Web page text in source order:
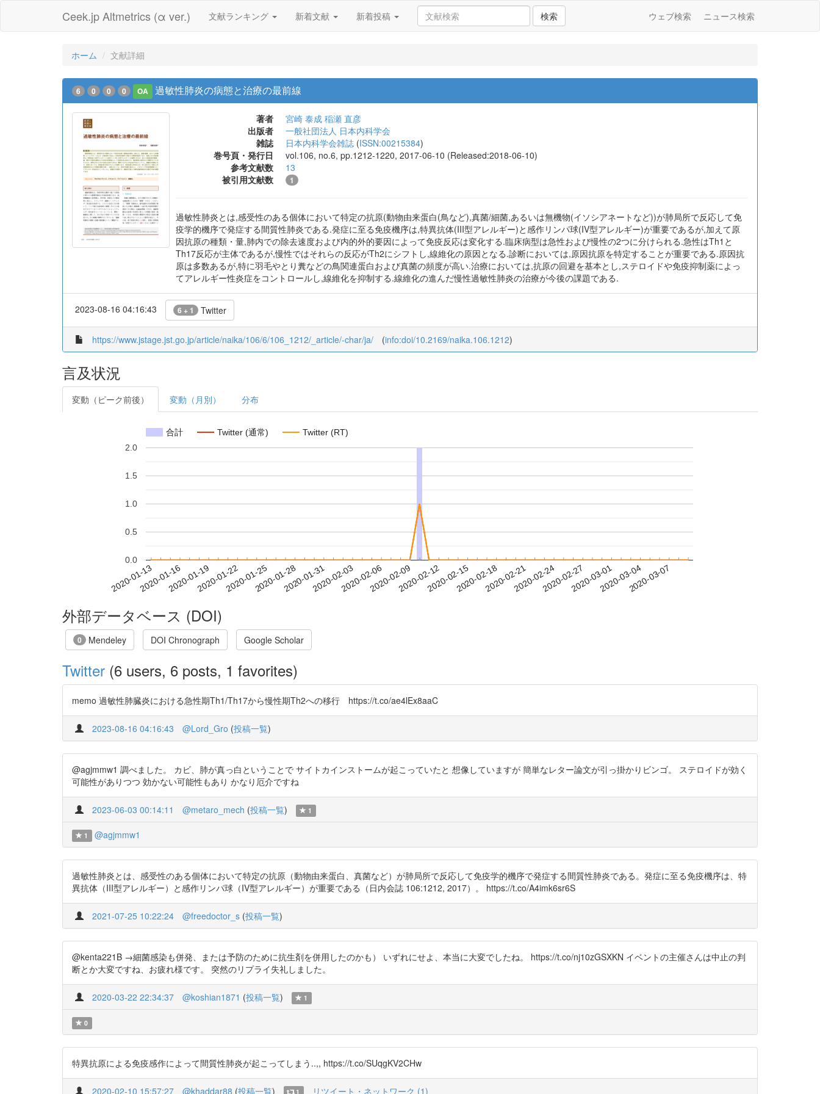
Ceek.jp Altmetrics (α ver.) 文献ランキング 新着文献 新着投稿 検索 ウェブ検索 ニュース検索
ホーム 文献詳細
6 0 0 0 OA 過敏性肺炎の病態と治療の最前線
著者 宮崎 泰成 稲瀬 直彦
出版者
一般社団法人 日本内科学会
雑誌
日本内科学会雑誌 (ISSN:00215384)
巻号頁・発行日
vol.106, no.6, pp.1212-1220, 2017-06-10 (Released:2018-06-10)
参考文献数
13
被引用文献数
1
過敏性肺炎とは,感受性のある個体において特定の抗原(動物由来蛋白(鳥など),真菌/細菌,あるいは無機物(イソシアネートなど))が肺局所で反応して免
疫学的機序で発症する間質性肺炎である.発症に至る免疫機序は,特異抗体(III型アレルギー)と感作リンパ球(IV型アレルギー)が重要であるが,加えて原
因抗原の種類・量,肺内での除去速度および内的外的要因によって免疫反応は変化する.臨床病型は急性および慢性の2つに分けられる.急性はTh1と
Th17反応が主体であるが,慢性ではそれらの反応がTh2にシフトし,線維化の原因となる.診断においては,原因抗原を特定することが重要である.原因抗
原は多数あるが,特に羽毛やとり糞などの鳥関連蛋白および真菌の頻度が高い.治療においては,抗原の回避を基本とし,ステロイドや免疫抑制薬によっ
てアレルギー性炎症をコントロールし,線維化を抑制する.線維化の進んだ慢性過敏性肺炎の治療が今後の課題である.
2023-08-16 04:16:43 6 + 1 Twitter
https://www.jstage.jst.go.jp/article/naika/106/6/106_1212/_article/-char/ja/ (info:doi/10.2169/naika.106.1212)
言及状況
変動（ピーク前後） 変動（月別） 分布
合計 Twitter (通常) Twitter (RT)
2020-01-132020-01-162020-01-192020-01-222020-01-252020-01-282020-01-312020-02-032020-02-062020-02-092020-02-122020-02-152020-02-182020-02-212020-02-242020-02-272020-03-012020-03-042020-03-07
0.0
0.5
1.0
1.5
2.0
外部データベース (DOI)
0 Mendeley DOI Chronograph Google Scholar
Twitter (6 users, 6 posts, 1 favorites)
memo 過敏性肺臓炎における急性期Th1/Th17から慢性期Th2への移行 https://t.co/ae4lEx8aaC
2023-08-16 04:16:43 @Lord_Gro (投稿一覧)
@agjmmw1 調べました。 カビ、肺が真っ白ということで サイトカインストームが起こっていたと 想像していますが 簡単なレター論文が引っ掛かりビンゴ。 ステロイドが効く
可能性がありつつ 効かない可能性もあり かなり厄介ですね
2023-06-03 00:14:11 @metaro_mech (投稿一覧) 1
1 @agjmmw1
過敏性肺炎とは、感受性のある個体において特定の抗原（動物由来蛋白、真菌など）が肺局所で反応して免疫学的機序で発症する間質性肺炎である。発症に至る免疫機序は、特
異抗体（III型アレルギー）と感作リンパ球（IV型アレルギー）が重要である（日内会誌 106:1212, 2017）。 https://t.co/A4imk6sr6S
2021-07-25 10:22:24 @freedoctor_s (投稿一覧)
@kenta221B →細菌感染も併発、または予防のために抗生剤を併用したのかも） いずれにせよ、本当に大変でしたね。 https://t.co/nj10zGSXKN イベントの主催さんは中止の判
断とか大変ですね、お疲れ様です。 突然のリプライ失礼しました。
2020-03-22 22:34:37 @koshian1871 (投稿一覧) 1
0
特異抗原による免疫感作によって間質性肺炎が起こってしまう..,, https://t.co/SUqgKV2CHw
2020-02-10 15:57:27 @khaddar88 (投稿一覧) 1 リツイート・ネットワーク (1)